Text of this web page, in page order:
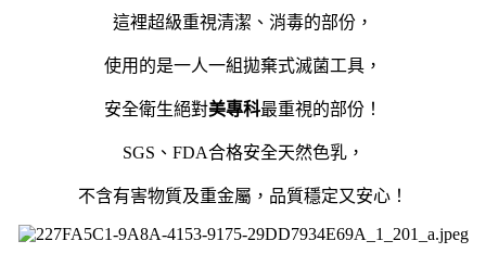
這裡超級重視清潔、消毒的部份，
使用的是一人一組拋棄式滅菌工具，
安全衛生絕對美專科最重視的部份！
SGS、FDA合格安全天然色乳，
不含有害物質及重金屬，品質穩定又安心！